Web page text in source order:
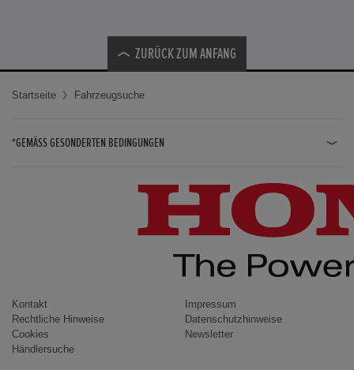
ZURÜCK ZUM ANFANG
Startseite Fahrzeugsuche
*GEMÄSS GESONDERTEN BEDINGUNGEN
CIVIC / CIVIC LIMOUSINE
INSIGHT
ACCORD
Kontakt
Impressum
Rechtliche Hinweise
Datenschutzhinweise
Cookies
Newsletter
Händlersuche